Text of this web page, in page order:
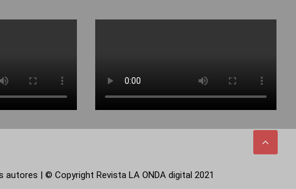
| © Copyright Revista LA ONDA digital 2021